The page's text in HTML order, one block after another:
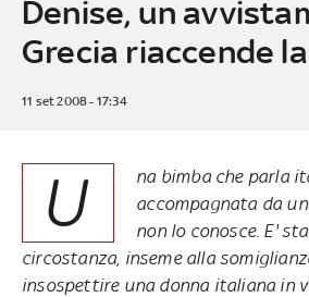
Denise, un
Grecia riaccende
11 set 2008 - 17:34
U
na bimba che parla
accompagnata da
non lo conosce. E'
circostanza, inseme alla
insospettire una donna italiana in